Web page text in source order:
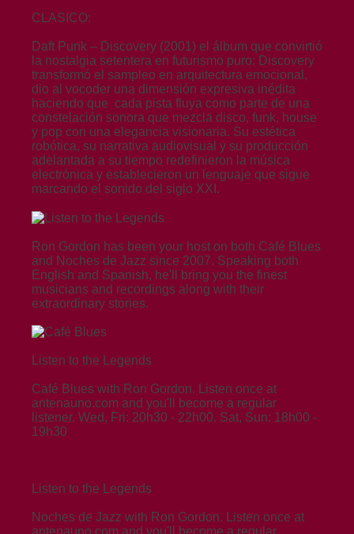
CLASICO:
Daft Punk – Discovery (2001) el álbum que convirtió
la nostalgia setentera en futurismo puro: Discovery
transformó el sampleo en arquitectura emocional,
dio al vocoder una dimensión expresiva inédita
haciendo que cada pista fluya como parte de una
constelación sonora que mezcla disco, funk, house
y pop con una elegancia visionaria. Su estética
robótica, su narrativa audiovisual y su producción
adelantada a su tiempo redefinieron la música
electrónica y establecieron un lenguaje que sigue
marcando el sonido del siglo XXI.
Ron Gordon has been your host on both Café Blues
and Noches de Jazz since 2007. Speaking both
English and Spanish, he'll bring you the finest
musicians and recordings along with their
extraordinary stories.
Listen to the Legends
Café Blues with Ron Gordon. Listen once at
antenauno.com and you'll become a regular
listener. Wed, Fri: 20h30 - 22h00. Sat, Sun: 18h00 -
19h30
Listen to the Legends
Noches de Jazz with Ron Gordon. Listen once at